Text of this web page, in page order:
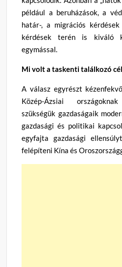
például a beruházások, a
határ-, a migrációs
kérdések terén is kiváló
egymással.
Mi volt a taskenti találkozó
A válasz egyrészt
Közép-Ázsiai
szükségük gazdaságaik
gazdasági és politikai
egyfajta gazdasági
felépíteni Kína és